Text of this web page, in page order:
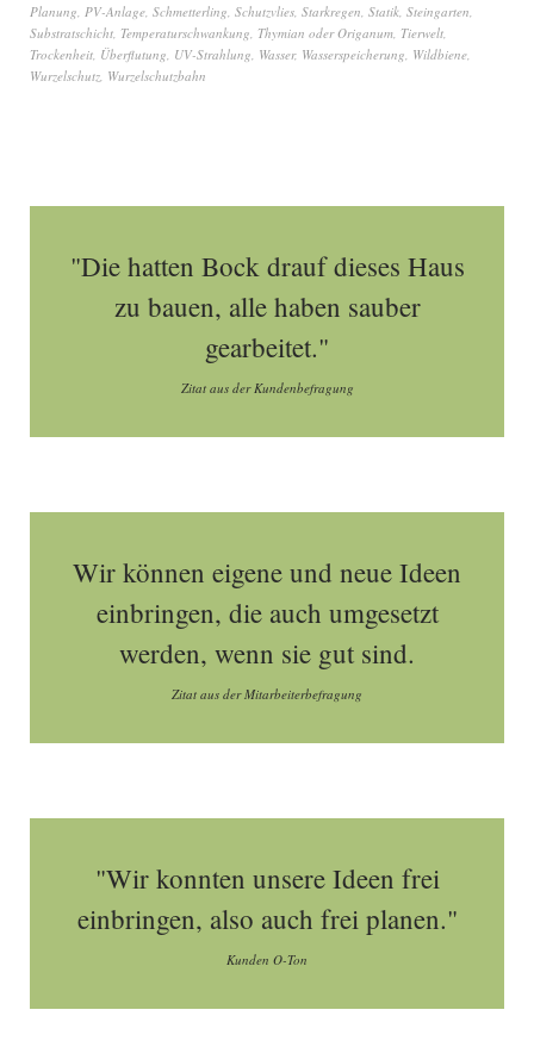
Planung, PV-Anlage, Schmetterling, Schutzvlies, Starkregen, Statik, Steingarten,
Substratschicht, Temperaturschwankung, Thymian oder Origanum, Tierwelt,
Trockenheit, Überflutung, UV-Strahlung, Wasser, Wasserspeicherung, Wildbiene,
Wurzelschutz, Wurzelschutzbahn
"Die hatten Bock drauf dieses Haus
zu bauen, alle haben sauber
gearbeitet."
Zitat aus der Kundenbefragung
Wir können eigene und neue Ideen
einbringen, die auch umgesetzt
werden, wenn sie gut sind.
Zitat aus der Mitarbeiterbefragung
"Wir konnten unsere Ideen frei
einbringen, also auch frei planen."
Kunden O-Ton